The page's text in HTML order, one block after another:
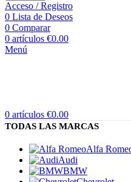
Acceso / Registro
0 Lista de Deseos
0 Comparar
0 artículos €0.00
Menú
0 artículos €0.00
TODAS LAS MARCAS
Alfa
Audi
BMW